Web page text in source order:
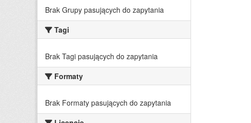
Brak Grupy pasujących do zapytania
Tagi
Brak Tagi pasujących do zapytania
Formaty
Brak Formaty pasujących do zapytania